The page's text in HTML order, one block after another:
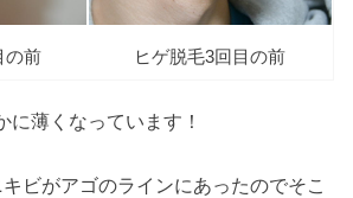
の前 ヒゲ脱毛3回目の前
に薄くなっています！
ビがアゴのラインにあったのでそこ